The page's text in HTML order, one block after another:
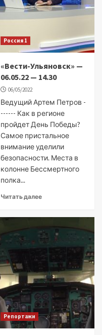
Россия 1
«Вести-Ульяновск» —
06.05.22 — 14.30
06/05/2022
Ведущий Артем Петров -
------ Как в регионе
пройдет День Победы?
Самое пристальное
внимание уделили
безопасности. Места в
колонне Бессмертного
полка...
Читать далее
Репортажи